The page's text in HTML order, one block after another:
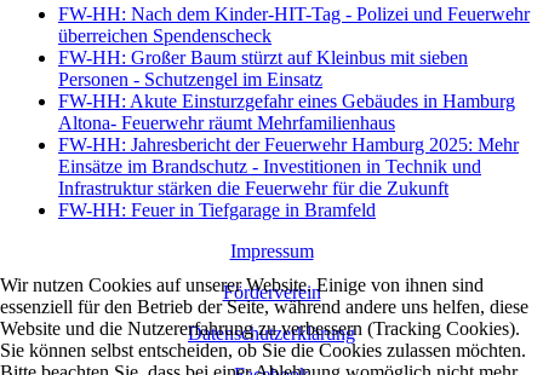
FW-HH: Nach dem Kinder-HIT-Tag - Polizei und Feuerwehr
überreichen Spendenscheck
FW-HH: Großer Baum stürzt auf Kleinbus mit sieben
Personen - Schutzengel im Einsatz
FW-HH: Akute Einsturzgefahr eines Gebäudes in Hamburg
Altona- Feuerwehr räumt Mehrfamilienhaus
FW-HH: Jahresbericht der Feuerwehr Hamburg 2025: Mehr
Einsätze im Brandschutz - Investitionen in Technik und
Infrastruktur stärken die Feuerwehr für die Zukunft
FW-HH: Feuer in Tiefgarage in Bramfeld
Impressum
Förderverein
Datenschutzerklärung
Wir nutzen Cookies auf unserer Website. Einige von ihnen sind
essenziell für den Betrieb der Seite, während andere uns helfen, diese
Website und die Nutzererfahrung zu verbessern (Tracking Cookies).
Sie können selbst entscheiden, ob Sie die Cookies zulassen möchten.